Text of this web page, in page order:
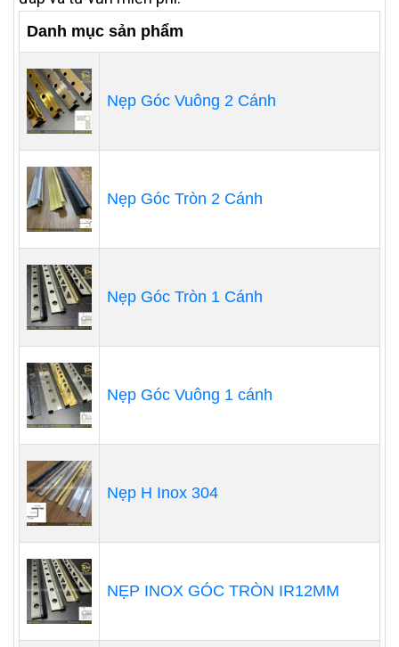
Danh mục sản phẩm
Nẹp Góc Vuông 2 Cánh
Nẹp Góc Tròn 2 Cánh
Nẹp Góc Tròn 1 Cánh
Nẹp Góc Vuông 1 cánh
Nẹp H Inox 304
NẸP INOX GÓC TRÒN IR12MM